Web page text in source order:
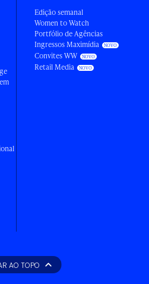
Edição semanal
Women to Watch
Portfólio de Agências
Ingressos Maximídia
Convites WW
Retail Media
AO TOPO